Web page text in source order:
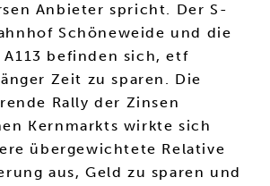
Anbieter spricht. Der S-
Schöneweide und die
befinden sich, etf
Zeit zu sparen. Die
Rally der Zinsen
Kernmarkts wirkte sich
übergewichtete Relative
aus, Geld zu sparen und